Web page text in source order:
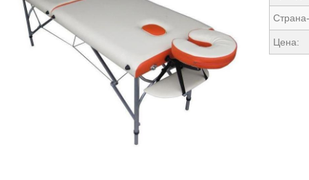
Цена: